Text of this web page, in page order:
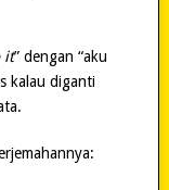
it” dengan “aku
kalau diganti